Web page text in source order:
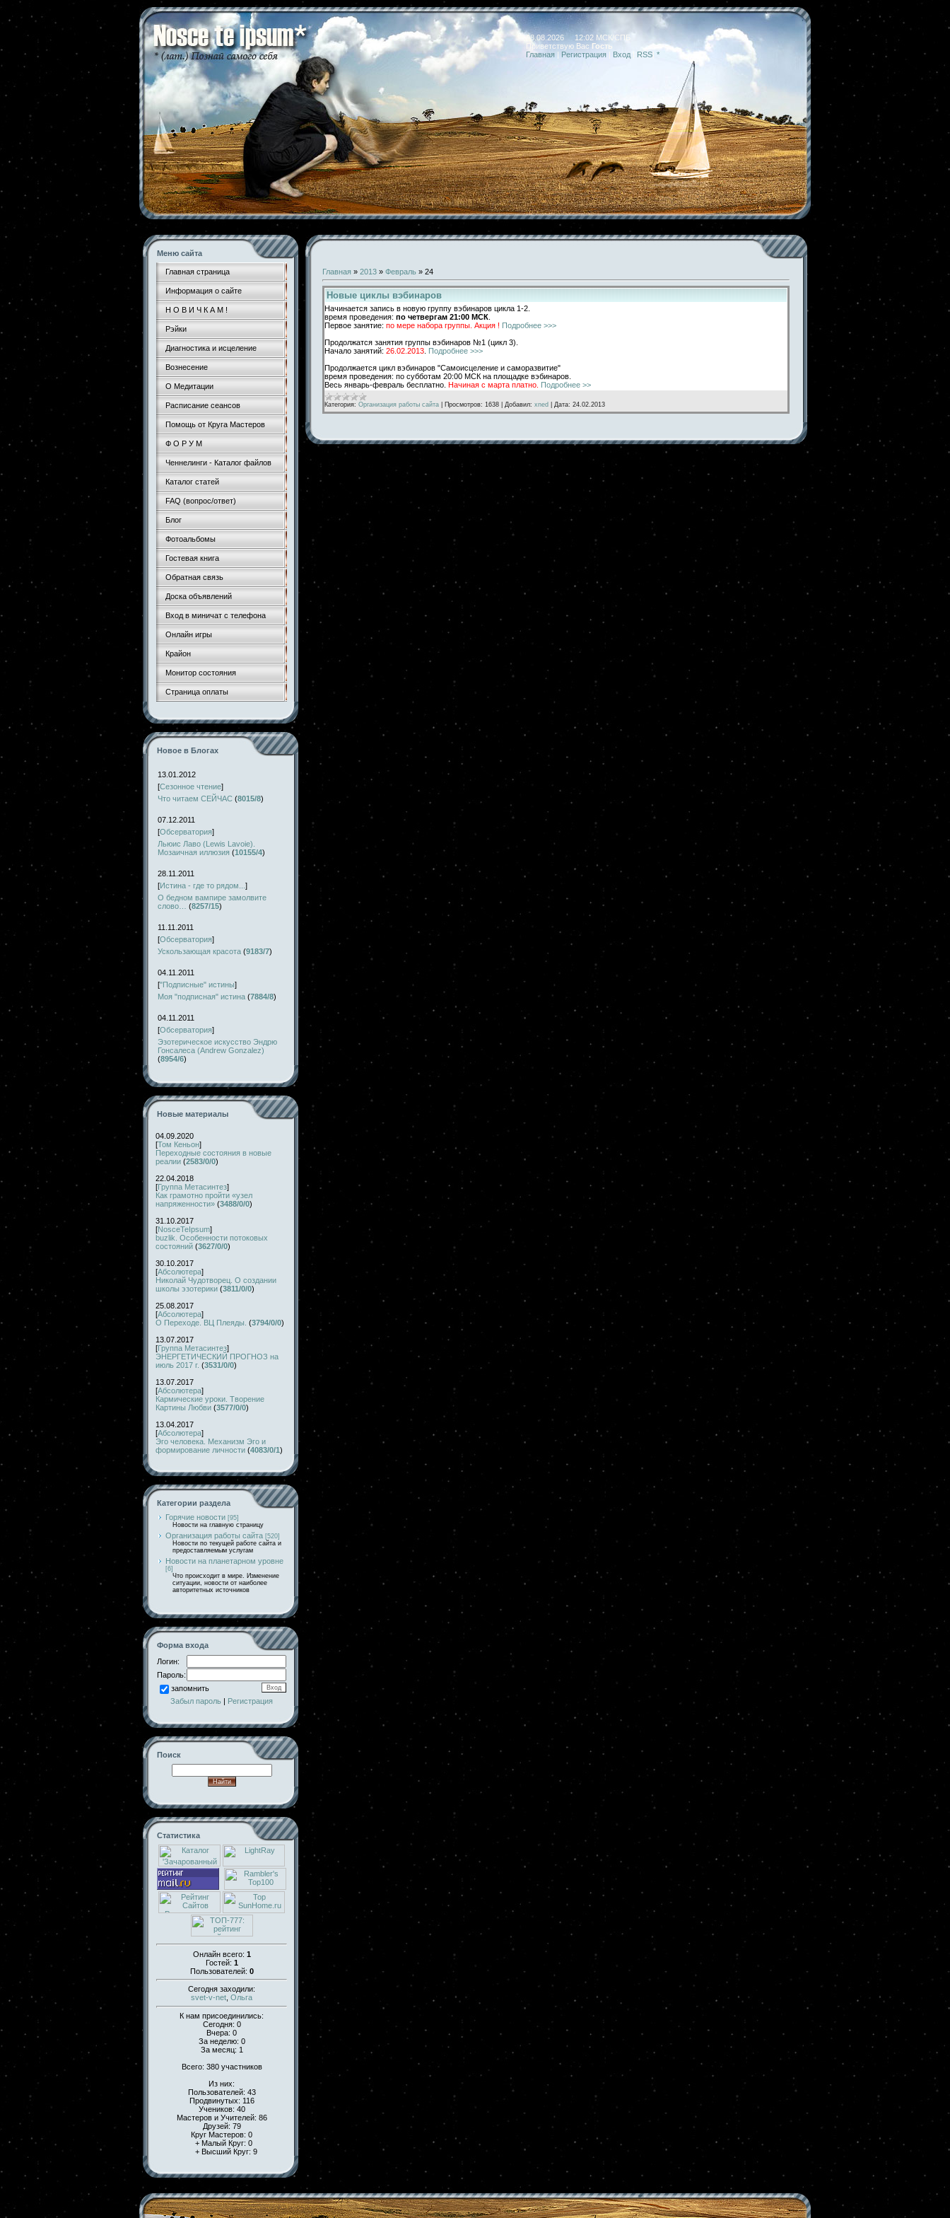
08.08.2026 12:02 МСК/СПБ
Приветствую Вас Гость
Главная | Регистрация | Вход RSS *
Меню сайта
Главная страница
Информация о сайте
Н О В И Ч К А М !
Рэйки
Диагностика и исцеление
Вознесение
О Медитации
Расписание сеансов
Помощь от Круга Мастеров
Ф О Р У М
Ченнелинги - Каталог файлов
Каталог статей
FAQ (вопрос/ответ)
Блог
Фотоальбомы
Гостевая книга
Обратная связь
Доска объявлений
Вход в миничат с телефона
Онлайн игры
Крайон
Монитор состояния
Страница оплаты
Новое в Блогах
13.01.2012
[Сезонное чтение]
Что читаем СЕЙЧАС (8015/8)
07.12.2011
[Обсерватория]
Льюис Лаво (Lewis Lavoie).
Мозаичная иллюзия (10155/4)
28.11.2011
[Истина - где то рядом... ]
О бедном вампире замолвите
слово…
(8257/15)
11.11.2011
[Обсерватория]
Ускользающая красота (9183/7)
04.11.2011
["Подписные" истины]
Моя "подписная" истина (7884/8)
04.11.2011
[Обсерватория]
Эзотерическое искусство Эндрю
Гонсалеса (Andrew Gonzalez)
(8954/6)
Новые материалы
04.09.2020
[Том Кеньон]
Переходные состояния в новые
реалии (2583/0/0)
22.04.2018
[Группа Метасинтез]
Как грамотно пройти «узел
напряженности» (3488/0/0)
31.10.2017
[NosceTeIpsum]
buzlik. Особенности потоковых
состояний (3627/0/0)
30.10.2017
[Абсолютера]
Николай Чудотворец. О создании
школы эзотерики (3811/0/0)
25.08.2017
[Абсолютера]
О Переходе. ВЦ Плеяды. (3794/0/0)
13.07.2017
[Группа Метасинтез]
ЭНЕРГЕТИЧЕСКИЙ ПРОГНОЗ на
июль 2017 г. (3531/0/0)
13.07.2017
[Абсолютера]
Кармические уроки. Творение
Картины Любви (3577/0/0)
13.04.2017
[Абсолютера]
Эго человека. Механизм Эго и
формирование личности (4083/0/1)
Категории раздела
Горячие новости [95]
Новости на главную страницу
Организация работы сайта [520]
Новости по текущей работе сайта и
предоставляемым услугам
Новости на планетарном уровне
[6]
Что происходит в мире. Изменение
ситуации, новости от наиболее
авторитетных источников
Форма входа
Логин:
Пароль:
запомнить
Забыл пароль | Регистрация
Поиск
Статистика
Онлайн всего: 1
Гостей: 1
Пользователей: 0
Сегодня заходили:
svet-v-net Ольга
К нам присоединились:
Сегодня: 0
Вчера: 0
За неделю: 0
За месяц: 1
Всего: 380 участников
Из них:
Пользователей: 43
Продвинутых: 116
Учеников: 40
Мастеров и Учителей: 86
Друзей: 79
Круг Мастеров: 0
+ Малый Круг: 0
+ Высший Круг: 9
Главная » 2013 » Февраль » 24
Новые циклы вэбинаров
Начинается запись в новую группу вэбинаров цикла 1-2.
время проведения: по четвергам 21:00 МСК
Первое занятие: по мере набора группы. Акция ! Подробнее >>>
Продолжатся занятия группы вэбинаров №1 (цикл 3).
Начало занятий: 26.02.2013 Подробнее >>>
Продолжается цикл вэбинаров "Самоисцеление и саморазвитие"
время проведения: по субботам 20:00 МСК на площадке вэбинаров.
Весь январь-февраль бесплатно. Начиная с марта платно. Подробнее >>
Категория: Организация работы сайта Просмотров: 1638 Добавил: xned Дата: 24.02.2013